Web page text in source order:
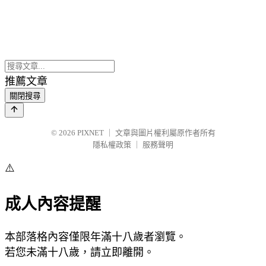
推薦文章
關閉搜尋
© 2026 PIXNET
文章與圖片權利屬原作者所有
隱私權政策
服務聲明
⚠️
成人內容提醒
本部落格內容僅限年滿十八歲者瀏覽。
若您未滿十八歲，請立即離開。